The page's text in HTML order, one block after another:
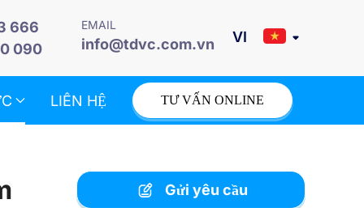
666
090
EMAIL
info@tdvc.com.vn
LIÊN HỆ TƯ VẤN ONLINE
Gửi yêu cầu